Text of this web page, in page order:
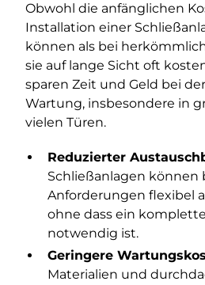
Obwohl die anfänglichen
Installation einer
können als bei
sie auf lange Sicht oft
sparen Zeit und Geld bei
Wartung, insbesondere in
vielen Türen.
Reduzierter
Schließanlagen können
Anforderungen flexibel
ohne dass ein
notwendig ist.
Geringere
Materialien und